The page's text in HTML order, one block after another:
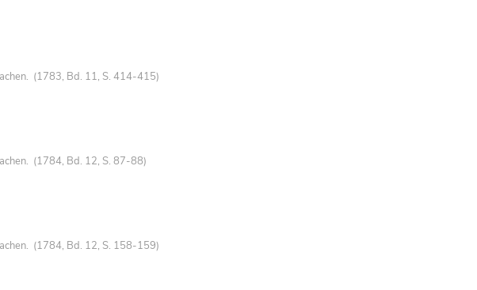
(1783, Bd. 11, S. 414-415)
(1784, Bd. 12, S. 87-88)
(1784, Bd. 12, S. 158-159)